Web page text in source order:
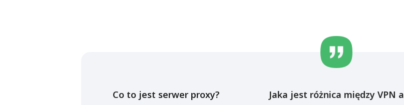
Co to jest serwer proxy?
Jaka jest różnica między VPN a